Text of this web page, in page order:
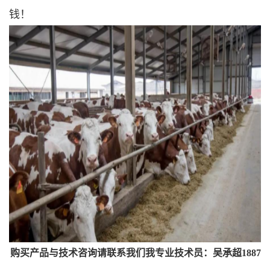
钱！
购买产品与技术咨询请联系我们我专业技术员：吴承超1887